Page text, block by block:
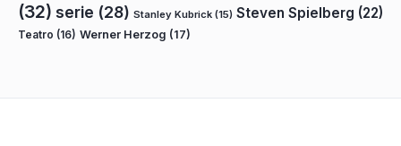
(32) serie (28) Stanley Kubrick (15) Steven Spielberg (22)
Teatro (16) Werner Herzog (17)